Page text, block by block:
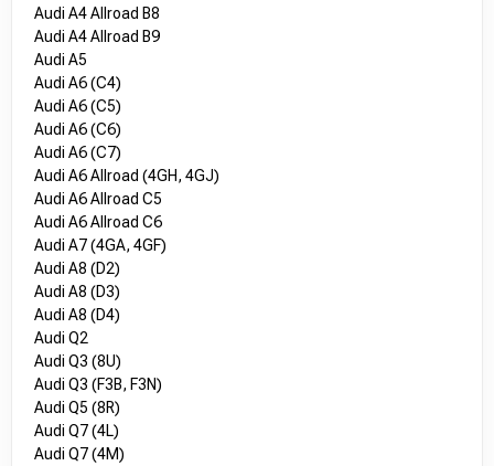
Audi A4 Allroad B8
Audi A4 Allroad B9
Audi A5
Audi A6 (C4)
Audi A6 (C5)
Audi A6 (C6)
Audi A6 (C7)
Audi A6 Allroad (4GH, 4GJ)
Audi A6 Allroad C5
Audi A6 Allroad C6
Audi A7 (4GA, 4GF)
Audi A8 (D2)
Audi A8 (D3)
Audi A8 (D4)
Audi Q2
Audi Q3 (8U)
Audi Q3 (F3B, F3N)
Audi Q5 (8R)
Audi Q7 (4L)
Audi Q7 (4M)